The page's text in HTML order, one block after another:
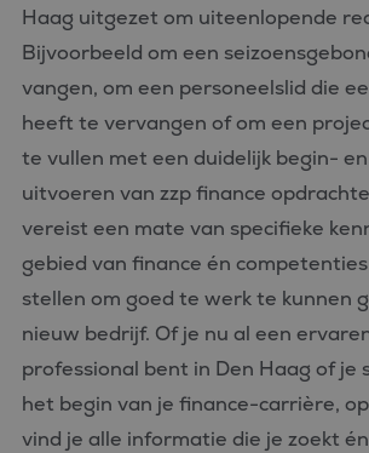
Haag uitgezet om uiteenlopende
Bijvoorbeeld om een
vangen, om een personeelslid die
heeft te vervangen of om een
te vullen met een duidelijk begin-
uitvoeren van zzp finance
vereist een mate van specifieke
gebied van finance én
stellen om goed te werk te kunnen
nieuw bedrijf. Of je nu al een
professional bent in Den Haag of je
het begin van je finance-carrière,
vind je alle informatie die je zoekt